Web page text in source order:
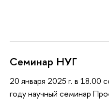
Семинар НУГ
20 января 2025 г. в 18.00
году научный семинар